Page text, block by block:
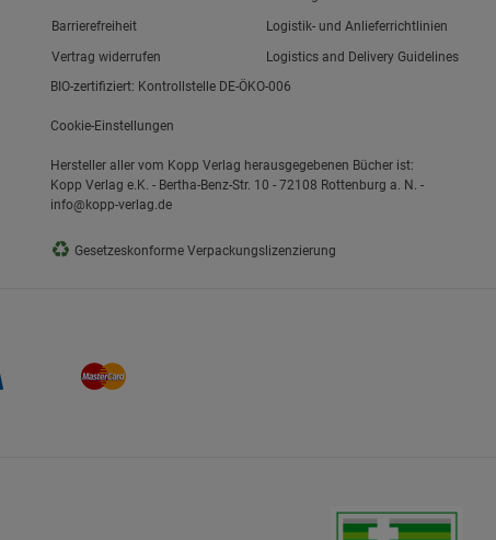
Link zum/zur
Barrierefreiheit
Vertrag widerrufen
Logistik- und Anlieferrichtlinien
Logistics and Delivery Guidelines
BIO-zertifiziert: Kontrollstelle DE-ÖKO-006
Cookie-Einstellungen
Hersteller aller vom Kopp Verlag herausgegebenen Bücher ist:
Kopp Verlag e.K. - Bertha-Benz-Str. 10 - 72108 Rottenburg a. N. -
info@kopp-verlag.de
♻ Gesetzeskonforme Verpackungslizenzierung